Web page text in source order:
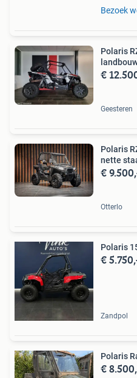
Bezoek
Polaris
€
Geesteren
Polaris
nette
€
Otterlo
Polaris
€
Zandpol
Polaris
€